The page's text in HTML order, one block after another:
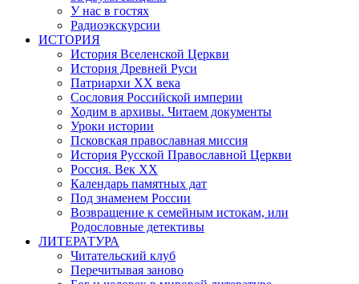
У нас в гостях
Радиоэкскурсии
ИСТОРИЯ
История Вселенской Церкви
История Древней Руси
Патриархи XX века
Сословия Российской империи
Ходим в архивы. Читаем документы
Уроки истории
Псковская православная миссия
История Русской Православной Церкви
Россия. Век ХХ
Календарь памятных дат
Под знаменем России
Возвращение к семейным истокам, или
Родословные детективы
ЛИТЕРАТУРА
Читательский клуб
Перечитывая заново